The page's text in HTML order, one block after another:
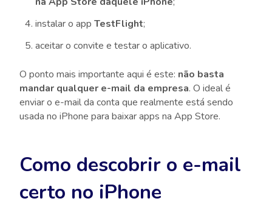
instalar o app TestFlight;
aceitar o convite e testar o aplicativo.
O ponto mais importante aqui é este: não basta
mandar qualquer e-mail da empresa. O ideal é
enviar o e-mail da conta que realmente está sendo
usada no iPhone para baixar apps na App Store.
Como descobrir o e-mail
certo no iPhone